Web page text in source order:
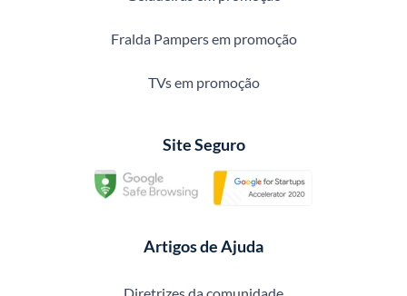
Fralda Pampers em promoção
TVs em promoção
Site Seguro
Artigos de Ajuda